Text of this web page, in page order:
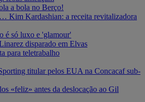
a bola no Berço!
Kim Kardashian: a receita revitalizadora
é só luxo e 'glamour'
disparado em Elvas
para teletrabalho
titular pelos EUA na Concacaf sub-
«feliz» antes da deslocação ao Gil